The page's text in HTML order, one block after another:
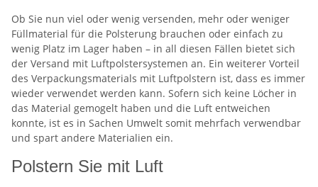
Ob Sie nun viel oder wenig versenden, mehr oder weniger
Füllmaterial für die Polsterung brauchen oder einfach zu
wenig Platz im Lager haben – in all diesen Fällen bietet sich
der Versand mit Luftpolstersystemen an. Ein weiterer Vorteil
des Verpackungsmaterials mit Luftpolstern ist, dass es immer
wieder verwendet werden kann. Sofern sich keine Löcher in
das Material gemogelt haben und die Luft entweichen
konnte, ist es in Sachen Umwelt somit mehrfach verwendbar
und spart andere Materialien ein.
Polstern Sie mit Luft